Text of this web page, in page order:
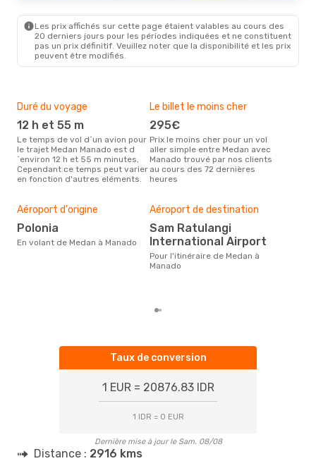
Les prix affichés sur cette page étaient valables au cours des
20 derniers jours pour les périodes indiquées et ne constituent
pas un prix définitif. Veuillez noter que la disponibilité et les prix
peuvent être modifiés.
Duré du voyage
12 h et 55 m
Le temps de vol d´un avion pour
le trajet Medan Manado est d
´environ 12 h et 55 m minutes,
Cependant ce temps peut varier
en fonction d'autres eléments.
Le billet le moins cher
295€
Prix le moins cher pour un vol
aller simple entre Medan avec
Manado trouvé par nos clients
au cours des 72 dernières
heures
Aéroport d'origine
Polonia
En volant de Medan à Manado
Aéroport de destination
Sam Ratulangi
International Airport
Pour l'itinéraire de Medan à
Manado
Taux de conversion
1 EUR = 20876.83 IDR
1 IDR = 0 EUR
Dernière mise à jour le Sam. 08/08
Distance : 2916 kms